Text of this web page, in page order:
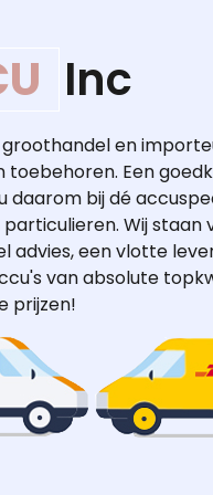
Inc
groothandel en
toebehoren. Een
daarom bij dé
Wij staan
advies, een vlotte
van absolute
prijzen!